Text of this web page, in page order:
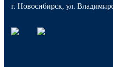
г. Новосибирск, ул.